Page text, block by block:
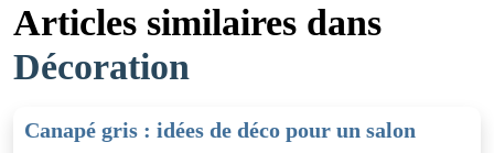
Articles similaires dans
Décoration
Canapé gris : idées de déco pour un salon